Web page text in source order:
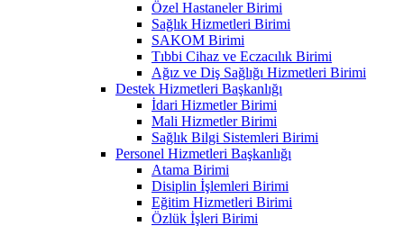
Özel Hastaneler Birimi
Sağlık Hizmetleri Birimi
SAKOM Birimi
Tıbbi Cihaz ve Eczacılık Birimi
Ağız ve Diş Sağlığı Hizmetleri Birimi
Destek Hizmetleri Başkanlığı
İdari Hizmetler Birimi
Mali Hizmetler Birimi
Sağlık Bilgi Sistemleri Birimi
Personel Hizmetleri Başkanlığı
Atama Birimi
Disiplin İşlemleri Birimi
Eğitim Hizmetleri Birimi
Özlük İşleri Birimi